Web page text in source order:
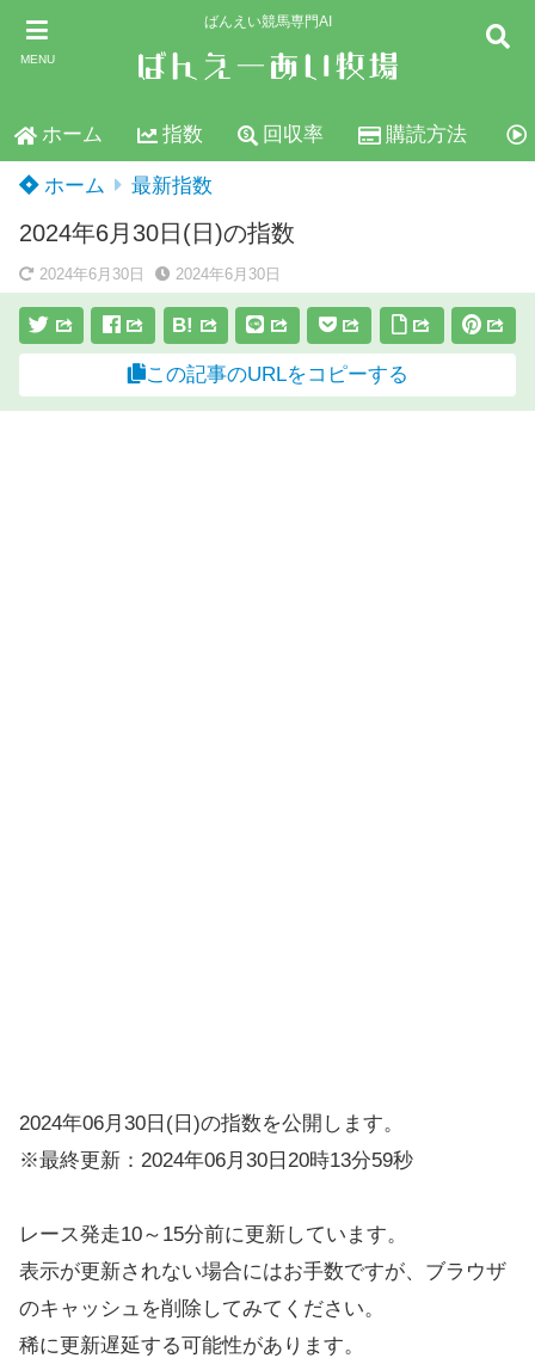
MENU
ばんえい競馬専門AI
ホーム 指数 回収率 購読方法
ホーム 最新指数
2024年6月30日(日)の指数
2024年6月30日 2024年6月30日
B!
この記事のURLをコピーする
2024年06月30日(日)の指数を公開します。
※最終更新：2024年06月30日20時13分59秒
レース発走10～15分前に更新しています。
表示が更新されない場合にはお手数ですが、ブラウザ
のキャッシュを削除してみてください。
稀に更新遅延する可能性があります。